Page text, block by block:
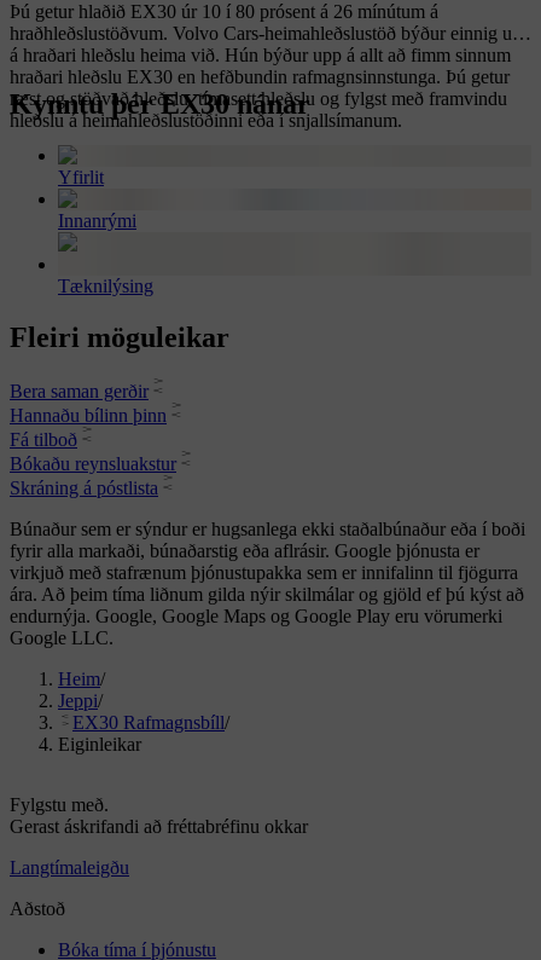
Þú getur hlaðið EX30 úr 10 í 80 prósent á 26 mínútum á
hraðhleðslustöðvum. Volvo Cars-heimahleðslustöð býður einnig upp
á hraðari hleðslu heima við. Hún býður upp á allt að fimm sinnum
hraðari hleðslu EX30 en hefðbundin rafmagnsinnstunga. Þú getur
ræst og stöðvað hleðslu, tímasett hleðslu og fylgst með framvindu
hleðslu á heimahleðslustöðinni eða í snjallsímanum.
Kynntu þér EX30 nánar
Yfirlit
Innanrými
Tæknilýsing
Fleiri möguleikar
Bera saman gerðir
Hannaðu bílinn þinn
Fá tilboð
Bókaðu reynsluakstur
Skráning á póstlista
Búnaður sem er sýndur er hugsanlega ekki staðalbúnaður eða í boði
fyrir alla markaði, búnaðarstig eða aflrásir. Google þjónusta er
virkjuð með stafrænum þjónustupakka sem er innifalinn til fjögurra
ára. Að þeim tíma liðnum gilda nýir skilmálar og gjöld ef þú kýst að
endurnýja. Google, Google Maps og Google Play eru vörumerki
Google LLC.
Heim/
Jeppi/
EX30 Rafmagnsbíll/
Eiginleikar